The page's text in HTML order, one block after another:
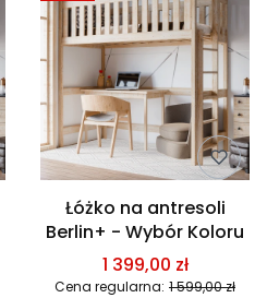
Łóżko na antresoli
Berlin+ - Wybór Koloru
1 399,00 zł
Cena regularna: 1 599,00 zł